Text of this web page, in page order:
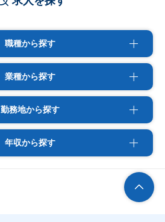
職種から探す
業種から探す
勤務地から探す
年収から探す